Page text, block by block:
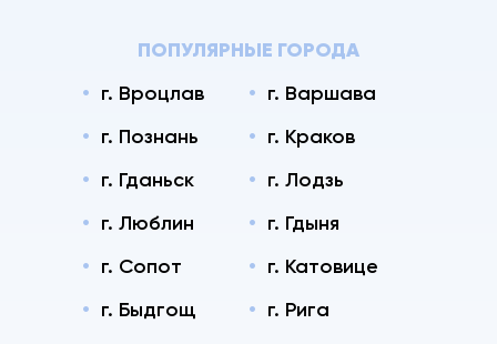
ПОПУЛЯРНЫЕ ГОРОДА
г. Вроцлав
г. Варшава
г. Познань
г. Краков
г. Гданьск
г. Лодзь
г. Люблин
г. Гдыня
г. Сопот
г. Катовице
г. Быдгощ
г. Рига